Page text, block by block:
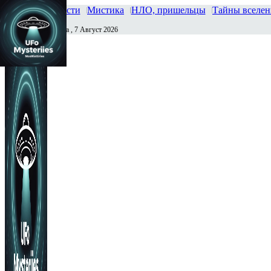
Главная Новости Мистика НЛО, пришельцы Тайны
Сегодня Пятница , 7 Август 2026